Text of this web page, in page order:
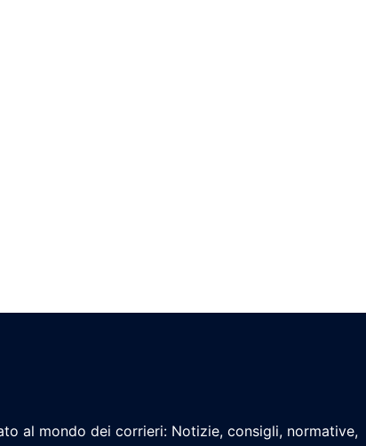
al mondo dei corrieri: Notizie, consigli, normative,